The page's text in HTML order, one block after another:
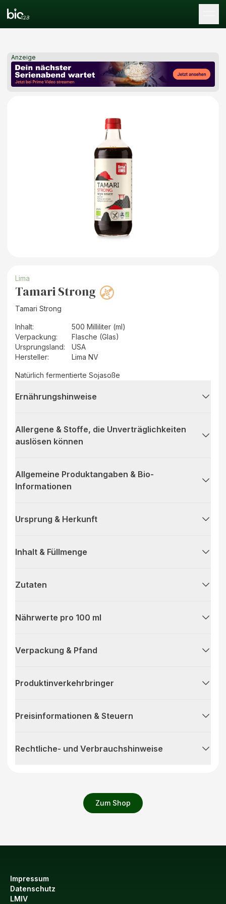
Anzeige
Zum Shop
Lima
Tamari Strong
Tamari Strong
Inhalt:
500 Milliliter (ml)
Verpackung:
Flasche (Glas)
Ursprungsland:
USA
Hersteller: Lima NV
Natürlich fermentierte Sojasoße
Ernährungshinweise
Allergene & Stoffe, die Unverträglichkeiten
auslösen können
Allgemeine Produktangaben & Bio-
Informationen
Ursprung & Herkunft
Inhalt & Füllmenge
Zutaten
Nährwerte pro 100 ml
Verpackung & Pfand
Produktinverkehrbringer
Preisinformationen & Steuern
Rechtliche- und Verbrauchshinweise
Impressum
Datenschutz
LMIV